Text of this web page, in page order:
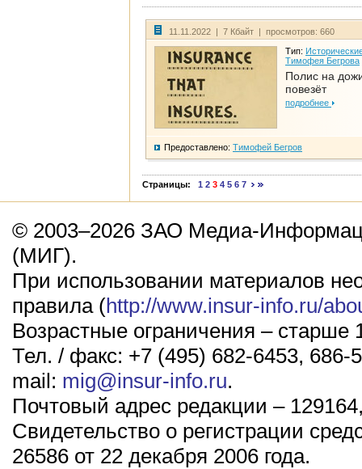
11.11.2022 | 7 Кбайт | просмотров: 660
Тип:
Тимофея Бегрова
Полис на
повезёт
подробнее
Предоставлено: Тимофей Бегров
Страницы: 1 2 3 4 5 6 7
© 2003–2026 ЗАО Медиа-
(МИГ).
При использовании материалов
правила (http://www.insur-info.ru/
Возрастные ограничения – старше
Тел. / факс: +7 (495) 682-6453, 686-
mail: mig@insur-info.ru.
Почтовый адрес редакции –
Свидетельство о регистрации
26586 от 22 декабря 2006 года.